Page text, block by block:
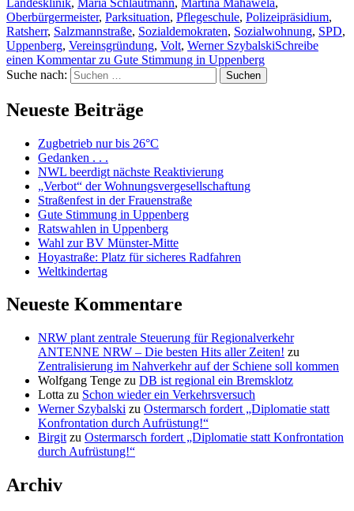
Oberbürgermeister, Parksituation, Pflegeschule, Polizeipräsidium,
Ratsherr, Salzmannstraße, Sozialdemokraten, Sozialwohnung, SPD,
Uppenberg, Vereinsgründung, Volt, Werner SzybalskiSchreibe
einen Kommentarzu Gute Stimmung in Uppenberg
Suche nach:
Suchen
Neueste Beiträge
Zugbetrieb nur bis 26°C
Gedanken . . .
NWL beerdigt nächste Reaktivierung
„Verbot“ der Wohnungsvergesellschaftung
Straßenfest in der Frauenstraße
Gute Stimmung in Uppenberg
Ratswahlen in Uppenberg
Wahl zur BV Münster-Mitte
Hoyastraße: Platz für sicheres Radfahren
Weltkindertag
Neueste Kommentare
NRW plant zentrale Steuerung für Regionalverkehr
ANTENNE NRW – Die besten Hits aller Zeiten! zu
Zentralisierung im Nahverkehr auf der Schiene soll kommen
Wolfgang Tenge zu DB ist regional ein Bremsklotz
Lotta zu Schon wieder ein Verkehrsversuch
Werner Szybalski zu Ostermarsch fordert „Diplomatie statt
Konfrontation durch Aufrüstung!“
Birgit zu Ostermarsch fordert „Diplomatie statt Konfrontation
durch Aufrüstung!“
Archiv